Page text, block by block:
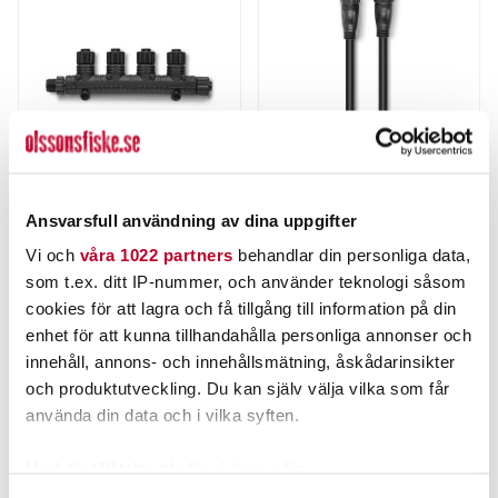
Ansvarsfull användning av dina uppgifter
Vi och våra 1022 partners behandlar din personliga data,
som t.ex. ditt IP-nummer, och använder teknologi såsom
cookies för att lagra och få tillgång till information på din
enhet för att kunna tillhandahålla personliga annonser och
innehåll, annons- och innehållsmätning, åskådarinsikter
och produktutveckling. Du kan själv välja vilka som får
använda din data och i vilka syften.
GARMIN
GARMIN NMEA 2000 MULTIPORT
4/ T-KOPPLING.
728,00 kr
Rek. 809,00 kr
2 ST
GARMIN
GARMIN NMEA 2000
DROP-/BACKBONEKABEL 0,3M
206,00 kr
Rek. 229,00 kr
5 ST